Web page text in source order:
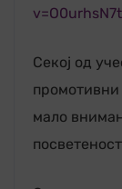
Секој од
мало